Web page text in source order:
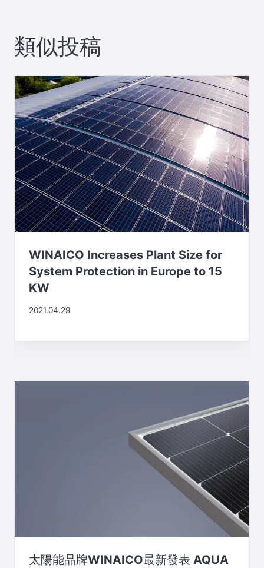
ー
シ
ョ
ン
類似投稿
WINAICO Increases Plant Size for
System Protection in Europe to 15
KW
2021.04.29
太陽能品牌WINAICO最新發表 AQUA